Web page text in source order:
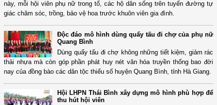
này, mỗi hội viên phụ nữ trong tổ, các hộ dân sống trên tuyến đường tự
giác chăm sóc, trồng, bảo vệ hoa trước khuôn viên gia đình.
Độc đáo mô hình dùng quẩy tấu đi chợ của phụ nữ
Quang Bình
Dùng quẩy tấu đi chợ không những tiết kiệm, giảm rác
thải nhựa mà còn góp phần phát huy nét văn hóa truyền thống bao đời
nay của đồng bào các dân tộc thiểu số huyện Quang Bình, tỉnh Hà Giang.
Hội LHPN Thái Bình xây dựng mô hình phù hợp để
thu hút hội viên